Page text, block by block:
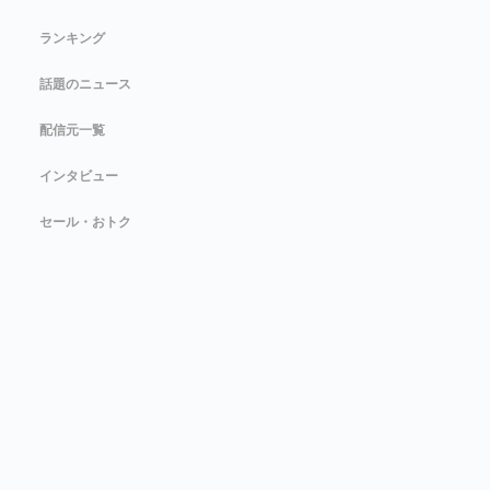
ランキング
話題のニュース
配信元一覧
インタビュー
セール・おトク